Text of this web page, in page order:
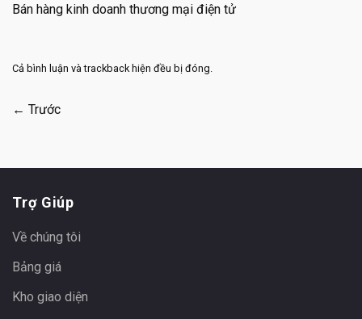
Bán hàng kinh doanh thương mại điện tử
Cả bình luận và trackback hiện đều bị đóng.
← Trước
Trợ Giúp
Về chúng tôi
Bảng giá
Kho giao diện